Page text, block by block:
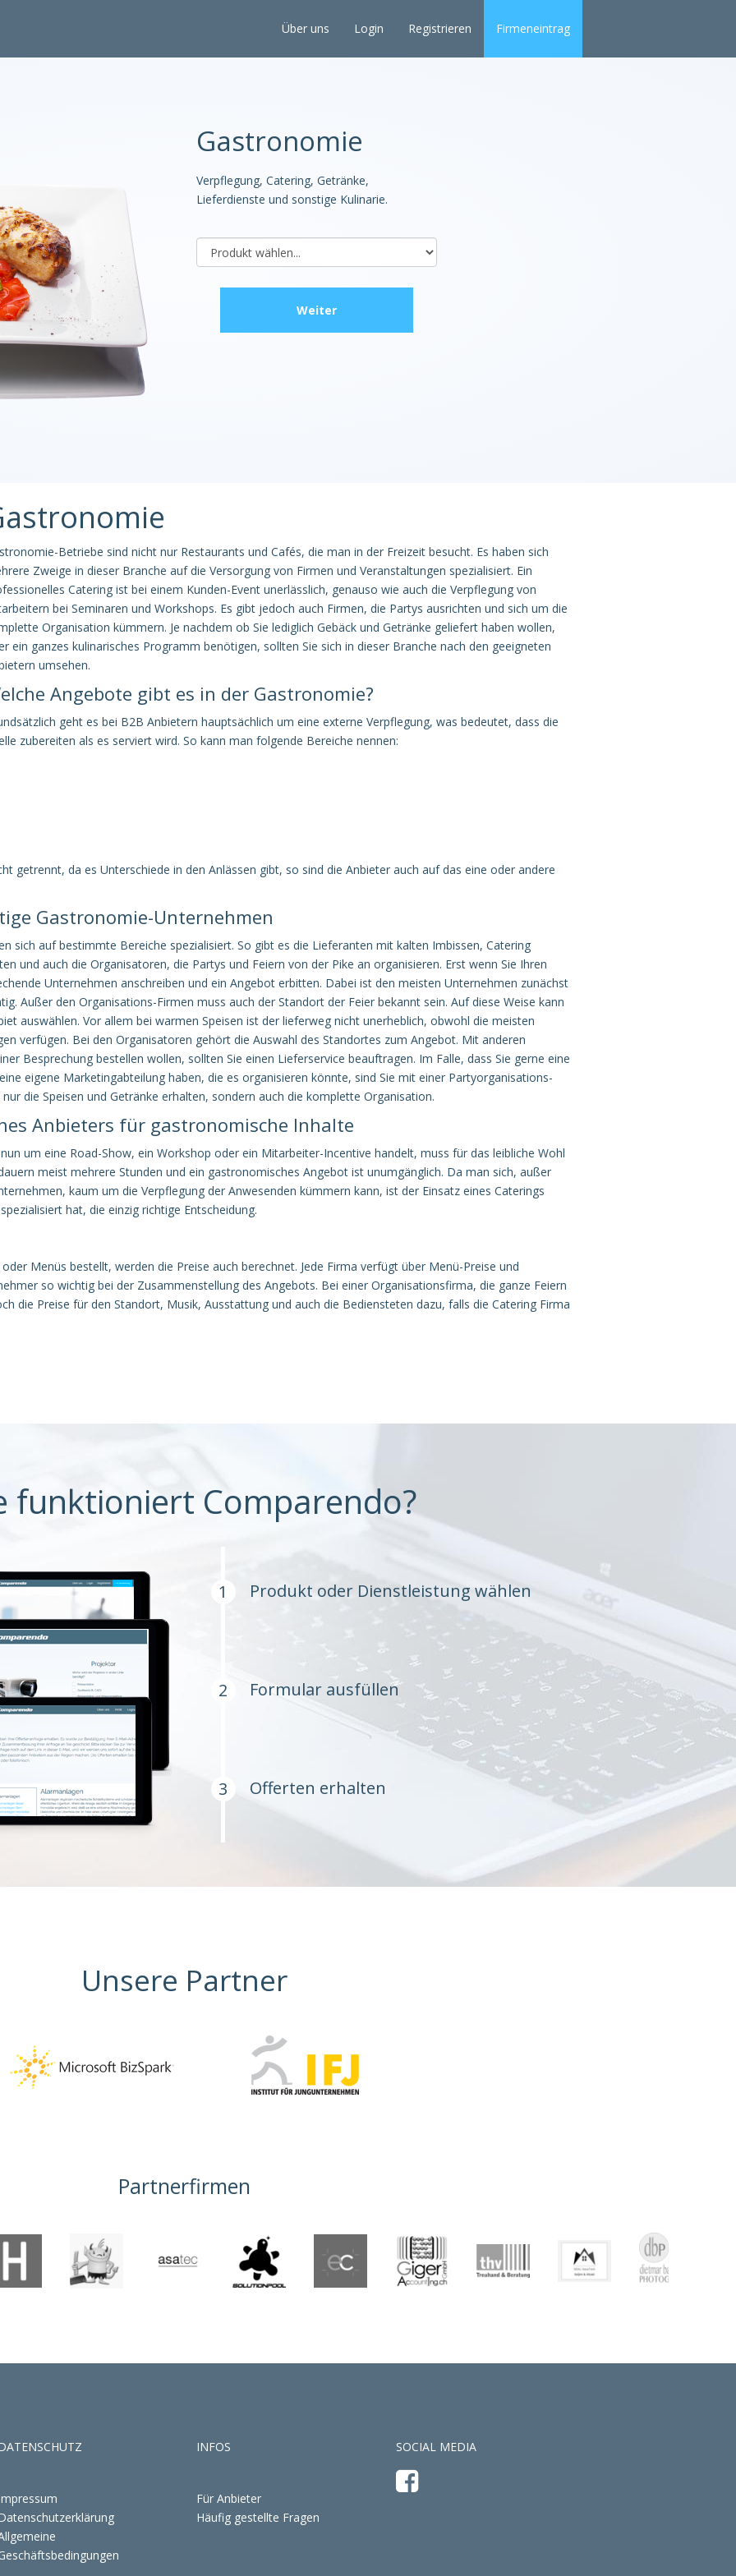
Über uns Login Registrieren Firmeneintrag
Gastronomie
Verpflegung, Catering, Getränke,
Lieferdienste und sonstige Kulinarie.
Betriebe sind nicht nur Restaurants und Cafés, die man in der Freizeit besucht. Es haben sich
Zweige in dieser Branche auf die Versorgung von Firmen und Veranstaltungen spezialisiert. Ein
Catering ist bei einem Kunden-Event unerlässlich, genauso wie auch die Verpflegung von
bei Seminaren und Workshops. Es gibt jedoch auch Firmen, die Partys ausrichten und sich um die
Organisation kümmern. Je nachdem ob Sie lediglich Gebäck und Getränke geliefert haben wollen,
ein ganzes kulinarisches Programm benötigen, sollten Sie sich in dieser Branche nach den geeigneten
umsehen.
Angebote gibt es in der Gastronomie?
geht es bei B2B Anbietern hauptsächlich um eine externe Verpflegung, was bedeutet, dass die
zubereiten als es serviert wird. So kann man folgende Bereiche nennen:
getrennt, da es Unterschiede in den Anlässen gibt, so sind die Anbieter auch auf das eine oder andere
Gastronomie-Unternehmen
sich auf bestimmte Bereiche spezialisiert. So gibt es die Lieferanten mit kalten Imbissen, Catering
und auch die Organisatoren, die Partys und Feiern von der Pike an organisieren. Erst wenn Sie Ihren
Unternehmen anschreiben und ein Angebot erbitten. Dabei ist den meisten Unternehmen zunächst
Außer den Organisations-Firmen muss auch der Standort der Feier bekannt sein. Auf diese Weise kann
auswählen. Vor allem bei warmen Speisen ist der lieferweg nicht unerheblich, obwohl die meisten
verfügen. Bei den Organisatoren gehört die Auswahl des Standortes zum Angebot. Mit anderen
Besprechung bestellen wollen, sollten Sie einen Lieferservice beauftragen. Im Falle, dass Sie gerne eine
eigene Marketingabteilung haben, die es organisieren könnte, sind Sie mit einer Partyorganisations-
die Speisen und Getränke erhalten, sondern auch die komplette Organisation.
Anbieters für gastronomische Inhalte
um eine Road-Show, ein Workshop oder ein Mitarbeiter-Incentive handelt, muss für das leibliche Wohl
meist mehrere Stunden und ein gastronomisches Angebot ist unumgänglich. Da man sich, außer
kaum um die Verpflegung der Anwesenden kümmern kann, ist der Einsatz eines Caterings
hat, die einzig richtige Entscheidung.
Menüs bestellt, werden die Preise auch berechnet. Jede Firma verfügt über Menü-Preise und
so wichtig bei der Zusammenstellung des Angebots. Bei einer Organisationsfirma, die ganze Feiern
die Preise für den Standort, Musik, Ausstattung und auch die Bediensteten dazu, falls die Catering Firma
funktioniert Comparendo?
Produkt oder Dienstleistung wählen
Formular ausfüllen
Offerten erhalten
Unsere Partner
Partnerfirmen
INFOS
Für Anbieter
Häufig gestellte Fragen
SOCIAL MEDIA